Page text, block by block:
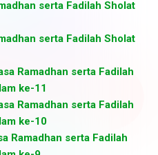
serta Fadilah Sholat
serta Fadilah Sholat
Ramadhan serta Fadilah
ke-11
Ramadhan serta Fadilah
ke-10
Ramadhan serta Fadilah